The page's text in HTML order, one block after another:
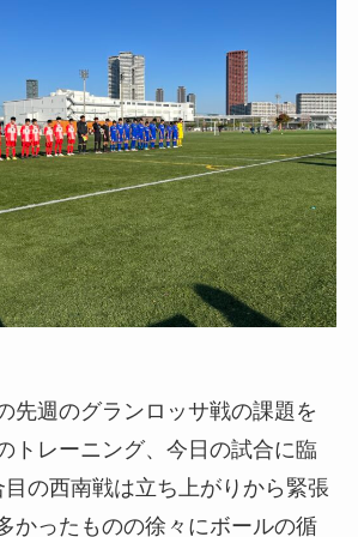
先週のグランロッサ戦の課題を
トレーニング、今日の試合に臨
の西南戦は立ち上がりから緊張
かったものの徐々にボールの循